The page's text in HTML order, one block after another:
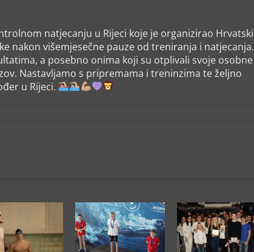
natjecanju u Rijeci koje je organizirao Hrvatski
nakon višemjesečne pauze od treniranja i natjecanja.
a posebno onima koji su otplivali svoje osobne
Nastavljamo s pripremama i treninzima te željno
u Rijeci.